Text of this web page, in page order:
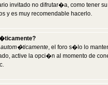
invitado no difrutar�a, como tener
y es muy recomendable hacerlo.
, el foro s�lo lo
active la opci�n al momento de